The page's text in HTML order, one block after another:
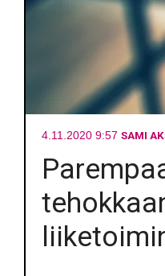
4.11.2020 9:57 SAMI